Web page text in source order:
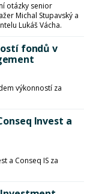
otázky senior
Michal Stupavský a
Lukáš Vácha.
fondů v
výkonností za
Invest a
a Conseq IS za